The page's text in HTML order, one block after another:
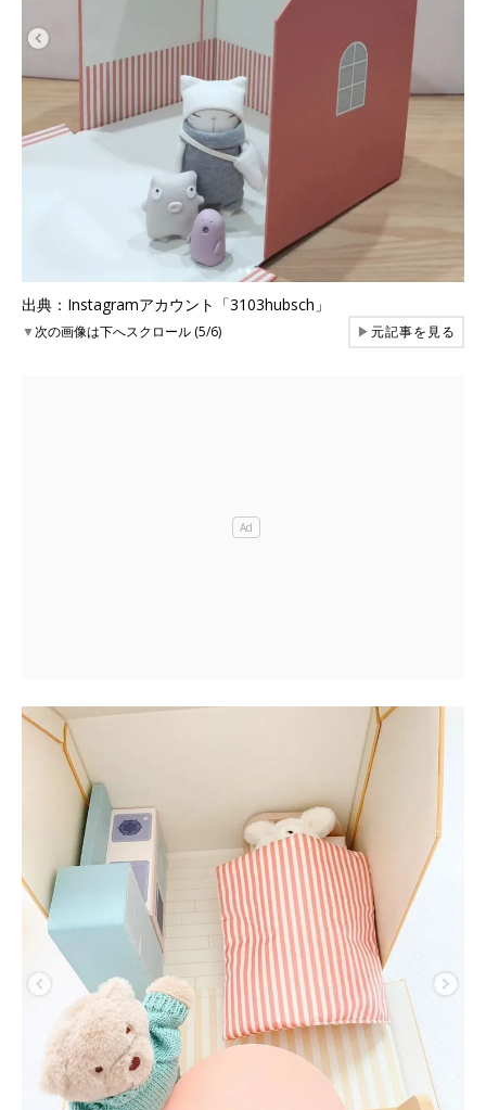
出典：Instagramアカウント「3103hubsch」
▼次の画像は下へスクロール (5/6) ▶元記事を見る